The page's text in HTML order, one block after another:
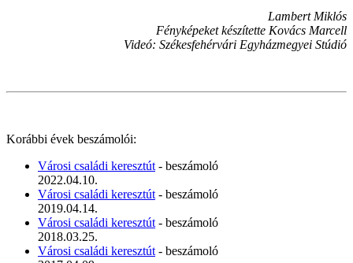
Lambert Miklós
Fényképeket készítette Kovács Marcell
Videó: Székesfehérvári Egyházmegyei Stúdió
Korábbi évek beszámolói:
Városi családi keresztút - beszámoló
2022.04.10.
Városi családi keresztút - beszámoló
2019.04.14.
Városi családi keresztút - beszámoló
2018.03.25.
Városi családi keresztút - beszámoló